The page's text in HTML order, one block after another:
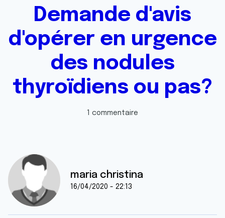
Demande d'avis
d'opérer en urgence
des nodules
thyroïdiens ou pas?
1 commentaire
maria christina
16/04/2020 - 22:13